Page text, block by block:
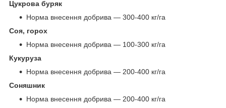
Цукрова буряк
Норма внесення добрива — 300-400 кг/га
Соя, горох
Норма внесення добрива — 100-300 кг/га
Кукуруза
Норма внесення добрива — 200-400 кг/га
Соняшник
Норма внесення добрива — 200-400 кг/га